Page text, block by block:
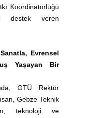
Koordinatörlüğü
destek veren
Evrensel
Yaşayan Bir
GTÜ Rektör
Gebze Teknik
teknoloji ve